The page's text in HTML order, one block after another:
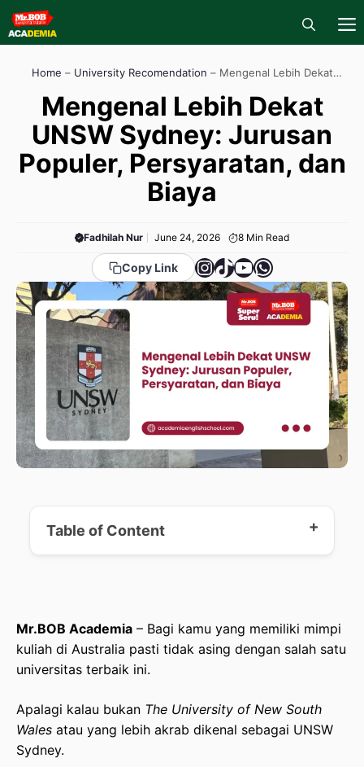
Skip
to
content
Home – University Recomendation – Mengenal Lebih Dekat
Mengenal Lebih Dekat
UNSW Sydney: Jurusan
Populer, Persyaratan, dan
Biaya
Fadhilah Nur June 24, 2026 8 Min Read
Copy Link Instagram
TikTok
YouTube
WhatsApp
Table of Content
Jurusan Populer di UNSW Sydney
Persyaratan Pendaftaran
Biaya Kuliah & Estimasi Biaya Hidup di Australia
Peluang Beasiswa & Akses Website Resmi
Mr.BOB Academia – Bagi kamu yang memiliki mimpi
kuliah di Australia pasti tidak asing dengan salah satu
universitas terbaik ini.
Apalagi kalau bukan The University of New South
Wales atau yang lebih akrab dikenal sebagai UNSW
Sydney.